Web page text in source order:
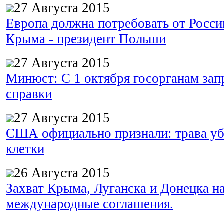
27 Августа 2015
Европа должна потребовать от
Крыма - президент Польши
27 Августа 2015
Минюст: С 1 октября госорганам
справки
27 Августа 2015
США официально признали: трава
клетки
26 Августа 2015
Захват Крыма, Луганска и Донецка
международные соглашения.